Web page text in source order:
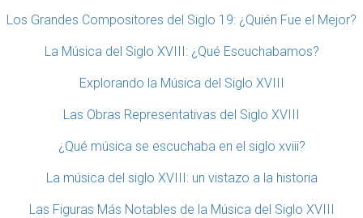
Los Grandes Compositores del Siglo 19: ¿Quién Fue el Mejor?
La Música del Siglo XVIII: ¿Qué Escuchabamos?
Explorando la Música del Siglo XVIII
Las Obras Representativas del Siglo XVIII
¿Qué música se escuchaba en el siglo xviii?
La música del siglo XVIII: un vistazo a la historia
Las Figuras Más Notables de la Música del Siglo XVIII